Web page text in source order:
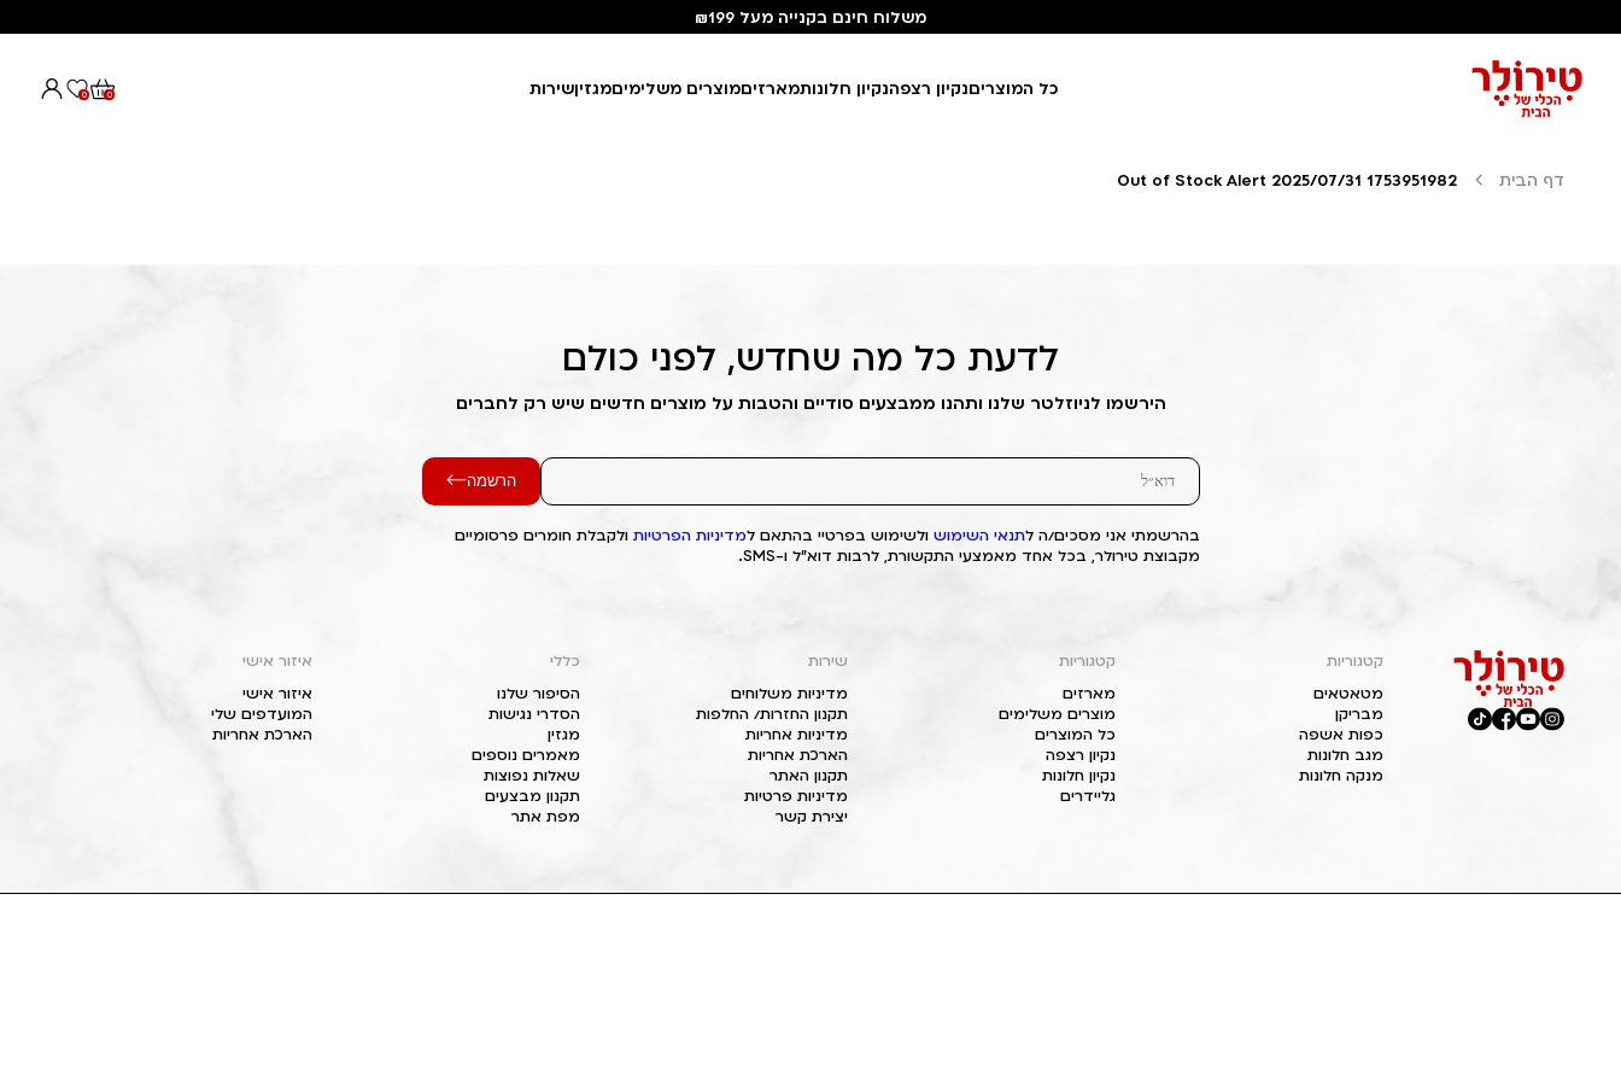
משלוח חינם בקנייה מעל ₪199
כל המוצריםנקיון רצפהנקיון חלונותמארזיםמוצרים משלימיםמגזיןשירות 0
0
דף הבית Out of Stock Alert 2025/07/31 1753951982
לדעת כל מה שחדש, לפני כולם
הירשמו לניוזלטר שלנו ותהנו ממבצעים סודיים והטבות על מוצרים חדשים שיש רק לחברים
הרשמה
בהרשמתי אני מסכים/ה לתנאי השימוש ולשימוש בפרטיי בהתאם למדיניות הפרטיות ולקבלת חומרים פרסומיים
מקבוצת טירולר, בכל אחד מאמצעי התקשורת, לרבות דוא"ל ו-SMS.
קטגוריות
מטאטאים
מבריקן
כפות אשפה
מגב חלונות
מנקה חלונות
קטגוריות
מארזים
מוצרים משלימים
כל המוצרים
נקיון רצפה
נקיון חלונות
גליידרים
שירות
מדיניות משלוחים
תקנון החזרות/ החלפות
מדיניות אחריות
הארכת אחריות
תקנון האתר
מדיניות פרטיות
יצירת קשר
כללי
הסיפור שלנו
הסדרי נגישות
מגזין
מאמרים נוספים
שאלות נפוצות
תקנון מבצעים
מפת אתר
איזור אישי
איזור אישי
המועדפים שלי
הארכת אחריות